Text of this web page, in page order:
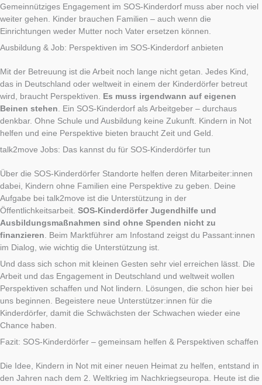
Gemeinnütziges Engagement im SOS-Kinderdorf muss aber noch viel
weiter gehen. Kinder brauchen Familien – auch wenn die
Einrichtungen weder Mutter noch Vater ersetzen können.
Ausbildung & Job: Perspektiven im SOS-Kinderdorf anbieten
Mit der Betreuung ist die Arbeit noch lange nicht getan. Jedes Kind,
das in Deutschland oder weltweit in einem der Kinderdörfer betreut
wird, braucht Perspektiven. Es muss irgendwann auf eigenen
Beinen stehen. Ein SOS-Kinderdorf als Arbeitgeber – durchaus
denkbar. Ohne Schule und Ausbildung keine Zukunft. Kindern in Not
helfen und eine Perspektive bieten braucht Zeit und Geld.
talk2move Jobs: Das kannst du für SOS-Kinderdörfer tun
Über die SOS-Kinderdörfer Standorte helfen deren Mitarbeiter:innen
dabei, Kindern ohne Familien eine Perspektive zu geben. Deine
Aufgabe bei talk2move ist die Unterstützung in der
Öffentlichkeitsarbeit. SOS-Kinderdörfer Jugendhilfe und
Ausbildungsmaßnahmen sind ohne Spenden nicht zu
finanzieren. Beim Marktführer am Infostand zeigst du Passant:innen
im Dialog, wie wichtig die Unterstützung ist.
Und dass sich schon mit kleinen Gesten sehr viel erreichen lässt. Die
Arbeit und das Engagement in Deutschland und weltweit wollen
Perspektiven schaffen und Not lindern. Lösungen, die schon hier bei
uns beginnen. Begeistere neue Unterstützer:innen für die
Kinderdörfer, damit die Schwächsten der Schwachen wieder eine
Chance haben.
Fazit: SOS-Kinderdörfer – gemeinsam helfen & Perspektiven schaffen
Die Idee, Kindern in Not mit einer neuen Heimat zu helfen, entstand in
den Jahren nach dem 2. Weltkrieg im Nachkriegseuropa. Heute ist die